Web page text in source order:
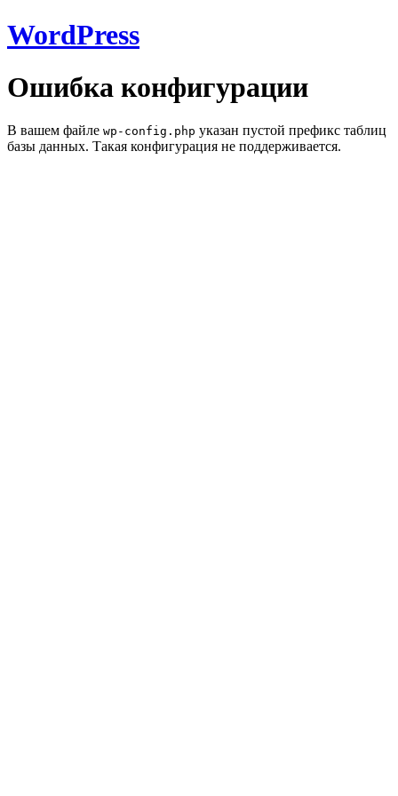
WordPress
Ошибка конфигурации
В вашем файле wp-config.php указан пустой префикс таблиц
базы данных. Такая конфигурация не поддерживается.